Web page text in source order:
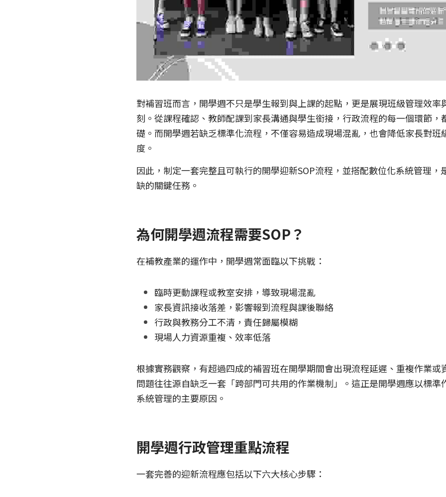
對補習班而言，開學週不只是學生報到與上課的起點，更是展現班級管理效率
刻。從課程確認、教師配課到家長溝通與學生銜接，行政流程的每一個環節，
礎。而開學週若缺乏標準化流程，不僅容易造成現場混亂，也會降低家長對班
度。
因此，制定一套完整且可執行的開學迎新SOP流程，並搭配數位化系統管理，
缺的關鍵任務。
為何開學週流程需要SOP？
在補教產業的運作中，開學週常面臨以下挑戰：
臨時更動課程或教室安排，導致現場混亂
家長資訊接收落差，影響報到流程與課後聯絡
行政與教務分工不清，責任歸屬模糊
現場人力資源重複、效率低落
根據實務觀察，有超過四成的補習班在開學期間會出現流程延遲、重複作業或
問題往往源自缺乏一套「跨部門可共用的作業機制」。這正是開學週應以標準
系統管理的主要原因。
開學週行政管理重點流程
一套完善的迎新流程應包括以下六大核心步驟：